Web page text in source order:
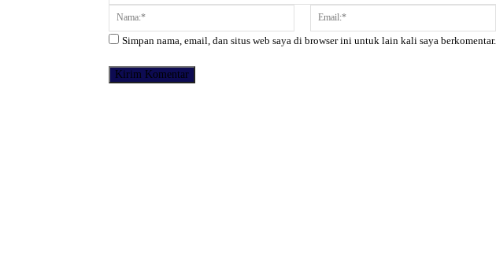
Komentar: Nama:*
Simpan nama, email, dan situs web saya di browser ini untuk lain kali saya berkomentar.